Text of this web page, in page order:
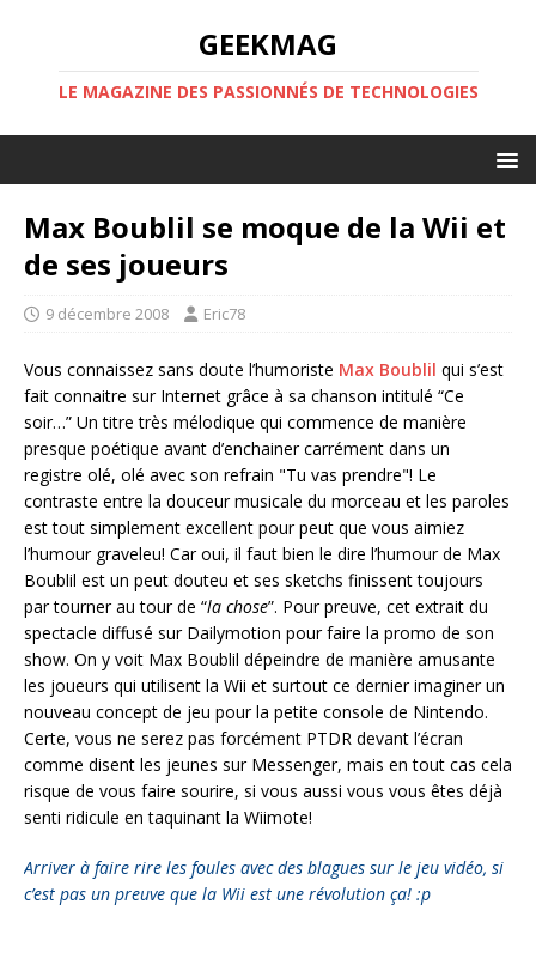
GEEKMAG
LE MAGAZINE DES PASSIONNÉS DE TECHNOLOGIES
Max Boublil se moque de la Wii et
de ses joueurs
9 décembre 2008 Eric78
Vous connaissez sans doute l’humoriste Max Boublil qui s’est
fait connaitre sur Internet grâce à sa chanson intitulé “Ce
soir…” Un titre très mélodique qui commence de manière
presque poétique avant d’enchainer carrément dans un
registre olé, olé avec son refrain "Tu vas prendre"! Le
contraste entre la douceur musicale du morceau et les paroles
est tout simplement excellent pour peut que vous aimiez
l’humour graveleu! Car oui, il faut bien le dire l’humour de Max
Boublil est un peut douteu et ses sketchs finissent toujours
par tourner au tour de “la chose”. Pour preuve, cet extrait du
spectacle diffusé sur Dailymotion pour faire la promo de son
show. On y voit Max Boublil dépeindre de manière amusante
les joueurs qui utilisent la Wii et surtout ce dernier imaginer un
nouveau concept de jeu pour la petite console de Nintendo.
Certe, vous ne serez pas forcément PTDR devant l’écran
comme disent les jeunes sur Messenger, mais en tout cas cela
risque de vous faire sourire, si vous aussi vous vous êtes déjà
senti ridicule en taquinant la Wiimote!
Arriver à faire rire les foules avec des blagues sur le jeu vidéo, si
c’est pas un preuve que la Wii est une révolution ça! :p